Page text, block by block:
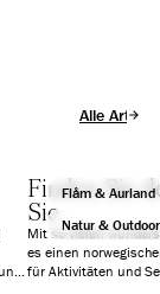
Alle Artikel
Flåm & Aurland
Natur &
Finden Sie
Sie
Mit so vielen
es einen
für Aktivitäten und